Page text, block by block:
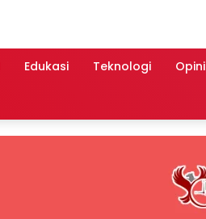
Edukasi Teknologi Opini